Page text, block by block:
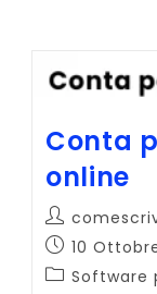
Conta
online
Autore
dell'articolo:
Articolo
pubblicato:
10
Categoria
Software